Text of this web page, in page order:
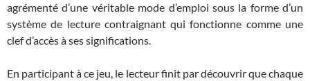
agrémenté d’une véritable mode d’emploi sous la forme d’un
système de lecture contraignant qui fonctionne comme une
clef d’accès à ses significations.
En participant à ce jeu, le lecteur finit par découvrir que chaque